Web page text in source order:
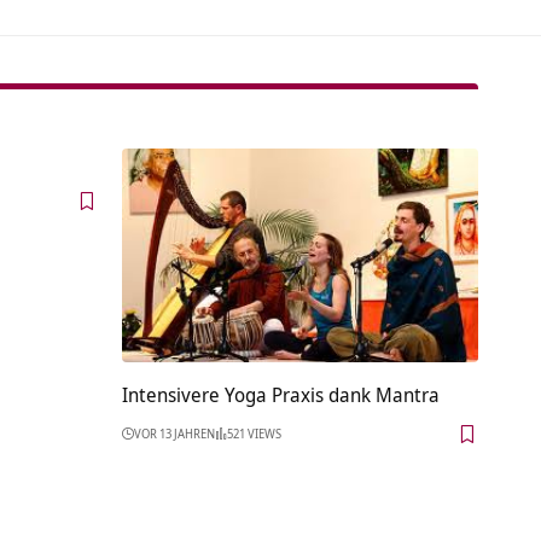
Intensivere Yoga Praxis dank Mantra
VOR 13 JAHREN 521 VIEWS